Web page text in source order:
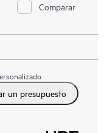
Comparar
un presupuesto